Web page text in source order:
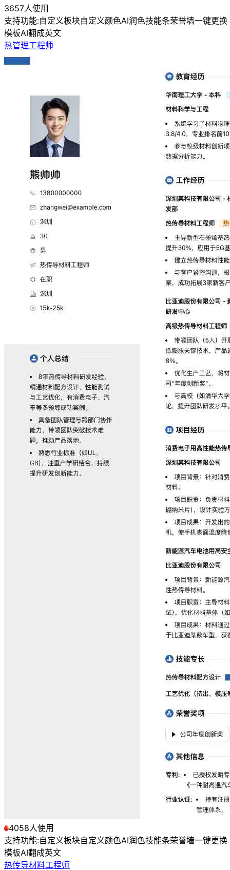
3657人使用
支持功能:自定义板块自定义颜色AI润色技能条荣誉墙一键更换
模板AI翻成英文
热管理工程师
4058人使用
支持功能:自定义板块自定义颜色AI润色技能条荣誉墙一键更换
模板AI翻成英文
热传导材料工程师